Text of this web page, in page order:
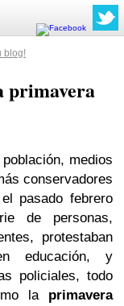
blog!
primavera
medios
conservadores
pasado febrero
de personas,
protestaban
educación, y
policiales, todo
la primavera